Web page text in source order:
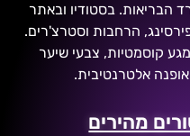
הבריאות. בסטודיו ובאתר
הרחבות וסטרצ'רים.
קוסמטיות, צבעי שיער
אופנה אלטרנטיבית.
מהירים